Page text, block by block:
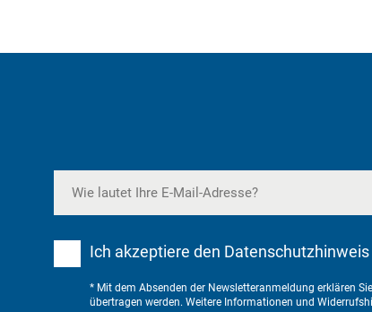
Ich akzeptiere den
* Mit dem Absenden der Newsletteranmeldung erklären
übertragen werden. Weitere Informationen und